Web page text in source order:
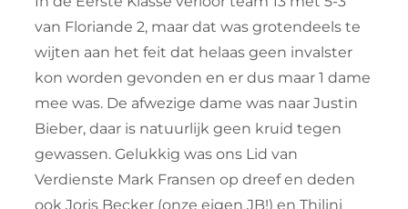
van Floriande 2, maar dat was grotendeels te
wijten aan het feit dat helaas geen invalster
kon worden gevonden en er dus maar 1 dame
mee was. De afwezige dame was naar Justin
Bieber, daar is natuurlijk geen kruid tegen
gewassen. Gelukkig was ons Lid van
Verdienste Mark Fransen op dreef en deden
ook Joris Becker (onze eigen JB!) en Thilini